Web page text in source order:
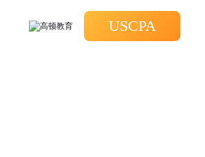
USCPA